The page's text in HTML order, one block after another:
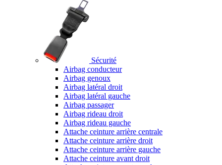
Sécurité
Airbag conducteur
Airbag genoux
Airbag latéral droit
Airbag latéral gauche
Airbag passager
Airbag rideau droit
Airbag rideau gauche
Attache ceinture arrière centrale
Attache ceinture arrière droit
Attache ceinture arrière gauche
Attache ceinture avant droit